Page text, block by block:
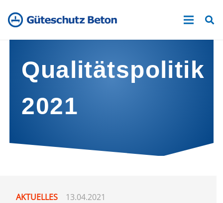
Qualitätspolitik
2021
AKTUELLES 13.04.2021